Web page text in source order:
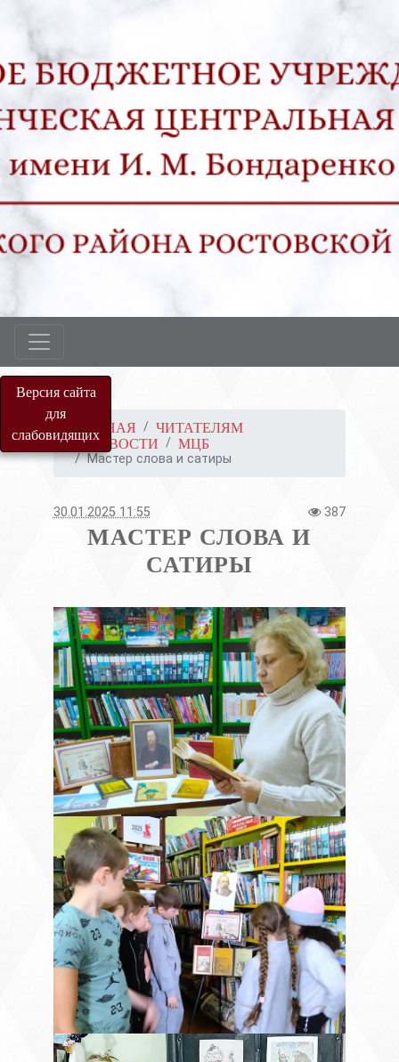
Версия сайта
для
слабовидящихГЛАВНАЯ
ЧИТАТЕЛЯМ
НОВОСТИ
МЦБ
Мастер слова и сатиры
30.01.2025 11:55 387
МАСТЕР СЛОВА И
САТИРЫ